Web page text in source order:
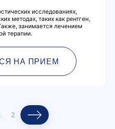
исследованиях,
методах, таких как рентген,
занимается лечением
терапии.
НА ПРИЕМ
2